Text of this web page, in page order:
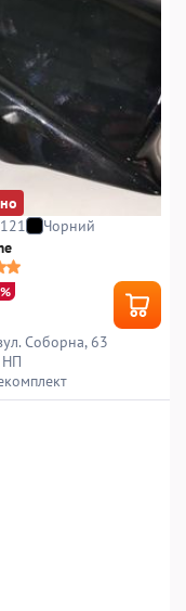
Чорний
Соборна, 63
НП